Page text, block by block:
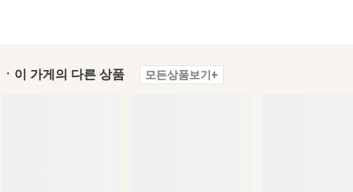
ㆍ이 가게의 다른 상품 모든상품보기+